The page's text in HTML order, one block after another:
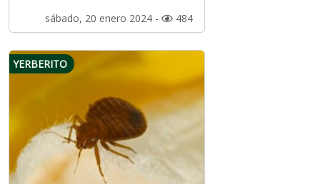
sábado, 20 enero 2024 - 484
YERBERITO